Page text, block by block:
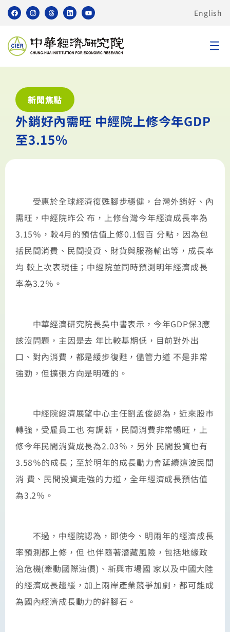
English
新聞焦點
外銷好內需旺 中經院上修今年GDP
至3.15%
受惠於全球經濟復甦腳步穩健，台灣外銷好、內
需旺，中經院昨公 布，上修台灣今年經濟成長率為
3.15％，較4月的預估值上修0.1個百 分點，因為包
括民間消費、民間投資、財貨與服務輸出等，成長率
均 較上次表現佳；中經院並同時預測明年經濟成長
率為3.2％。
中華經濟研究院長吳中書表示，今年GDP保3應
該沒問題，主因是去 年比較基期低，目前對外出
口、對內消費，都是緩步復甦，儘管力道 不是非常
強勁，但擴張方向是明確的。
中經院經濟展望中心主任劉孟俊認為，近來股市
轉強，受雇員工也 有調薪，民間消費非常暢旺，上
修今年民間消費成長為2.03％，另外 民間投資也有
3.58％的成長；至於明年的成長動力會延續這波民間
消 費、民間投資走強的力道，全年經濟成長預估值
為3.2％。
不過，中經院認為，即使今、明兩年的經濟成長
率預測都上修，但 也伴隨著潛藏風險，包括地緣政
治危機(牽動國際油價)、新興市場國 家以及中國大陸
的經濟成長趨緩，加上兩岸產業競爭加劇，都可能成
為國內經濟成長動力的絆腳石。